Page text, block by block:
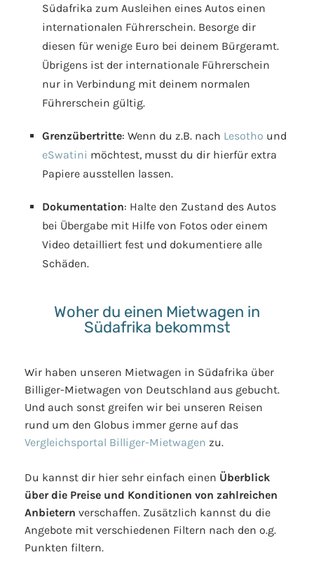
Südafrika zum Ausleihen eines Autos einen
internationalen Führerschein. Besorge dir
diesen für wenige Euro bei deinem Bürgeramt.
Übrigens ist der internationale Führerschein
nur in Verbindung mit deinem normalen
Führerschein gültig.
Grenzübertritte: Wenn du z.B. nach Lesotho und
eSwatini möchtest, musst du dir hierfür extra
Papiere ausstellen lassen.
Dokumentation: Halte den Zustand des Autos
bei Übergabe mit Hilfe von Fotos oder einem
Video detailliert fest und dokumentiere alle
Schäden.
Woher du einen Mietwagen in
Südafrika bekommst
Wir haben unseren Mietwagen in Südafrika über
Billiger-Mietwagen von Deutschland aus gebucht.
Und auch sonst greifen wir bei unseren Reisen
rund um den Globus immer gerne auf das
Vergleichsportal Billiger-Mietwagen zu.
Du kannst dir hier sehr einfach einen Überblick
über die Preise und Konditionen von zahlreichen
Anbietern verschaffen. Zusätzlich kannst du die
Angebote mit verschiedenen Filtern nach den o.g.
Punkten filtern.